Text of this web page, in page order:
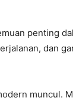
penting
dan
muncul.